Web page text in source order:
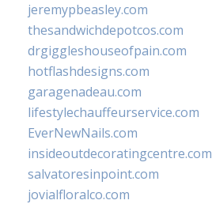
jeremypbeasley.com
thesandwichdepotcos.com
drgiggleshouseofpain.com
hotflashdesigns.com
garagenadeau.com
lifestylechauffeurservice.com
EverNewNails.com
insideoutdecoratingcentre.com
salvatoresinpoint.com
jovialfloralco.com